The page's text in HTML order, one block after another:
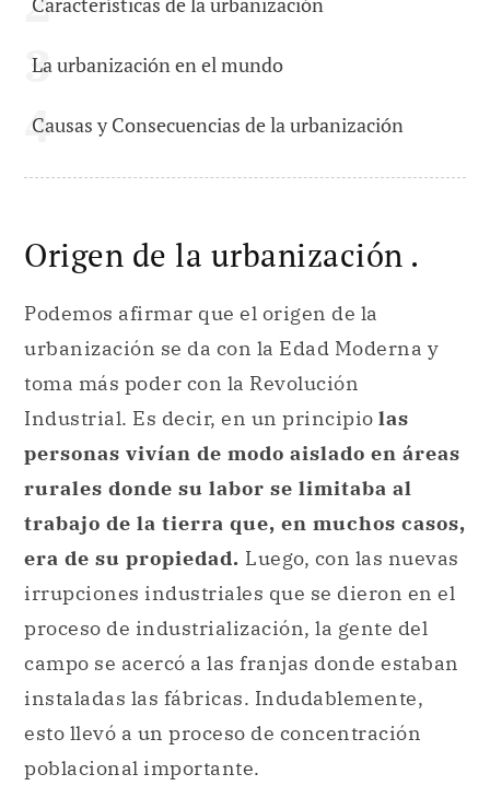
La urbanización en el mundo
Causas y Consecuencias de la urbanización
Origen de la urbanización .
Podemos afirmar que el origen de la
urbanización se da con la Edad Moderna y
toma más poder con la Revolución
Industrial. Es decir, en un principio las
personas vivían de modo aislado en áreas
rurales donde su labor se limitaba al
trabajo de la tierra que, en muchos casos,
era de su propiedad. Luego, con las nuevas
irrupciones industriales que se dieron en el
proceso de industrialización, la gente del
campo se acercó a las franjas donde estaban
instaladas las fábricas. Indudablemente,
esto llevó a un proceso de concentración
poblacional importante.